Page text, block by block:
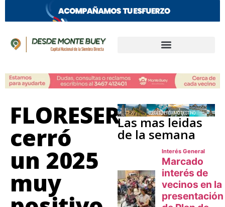
FLORESER
cerró
un 2025
muy
Las mas leidas
de la semana